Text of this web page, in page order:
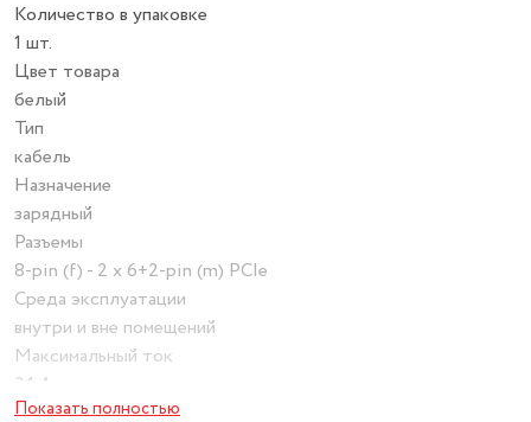
Количество в упаковке
1 шт.
Цвет товара
белый
Тип
кабель
Назначение
зарядный
Разъемы
8-pin (f) - 2 x 6+2-pin (m) PCIe
Среда эксплуатации
внутри и вне помещений
Максимальный ток
3.1 А
Показать полностью